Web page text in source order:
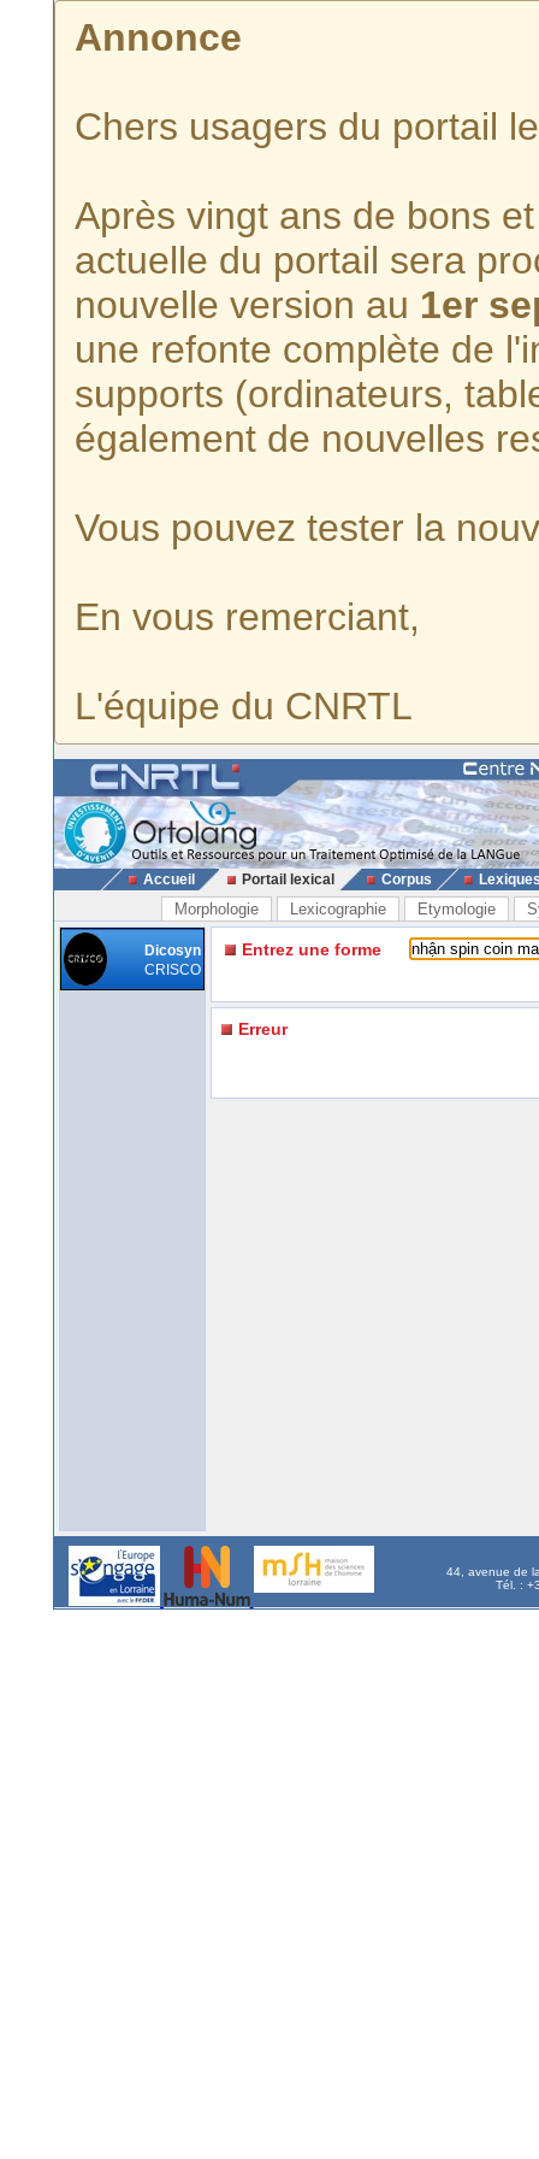
Annonce
Chers usagers du portail
Après vingt ans de bons
actuelle du portail sera
nouvelle version au 1er
une refonte complète de
supports (ordinateurs,
également de nouvelles
Vous pouvez tester la
En vous remerciant,
L'équipe du CNRTL
Accueil Portail lexical Corpus
Morphologie Lexicographie Etymologie
Dicosyn
CRISCO
Entrez une forme
Erreur
44, avenue de
Tél. :